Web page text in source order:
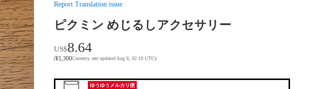
Report Translation issue
ピクミン めじるしアクセサリー
US$8.64
(¥1,300Currency rate updated Aug 8, 02:10 UTC)
ゆうゆうメルカリ便